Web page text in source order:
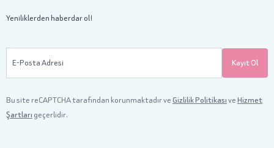
Yeniliklerden haberdar ol!
E-Posta Adresi Kayıt Ol
Bu site reCAPTCHA tarafından korunmaktadır veGizlilik PolitikasıveHizmet
Şartları geçerlidir.